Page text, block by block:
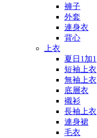
褲子
外套
連身衣
背心
上衣
夏日1加1
短袖上衣
無袖上衣
底層衣
襯衫
長袖上衣
連身裙
毛衣